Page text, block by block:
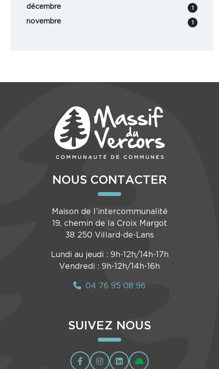
décembre 1
novembre 1
NOUS CONTACTER
Maison de l’intercommunalité
19, chemin de la Croix Margot
38 250 Villard-de-Lans
Lundi au jeudi : 9h-12h/14h-17h
Vendredi : 9h-12h/14h-16h
04 76 95 08 96
SUIVEZ NOUS